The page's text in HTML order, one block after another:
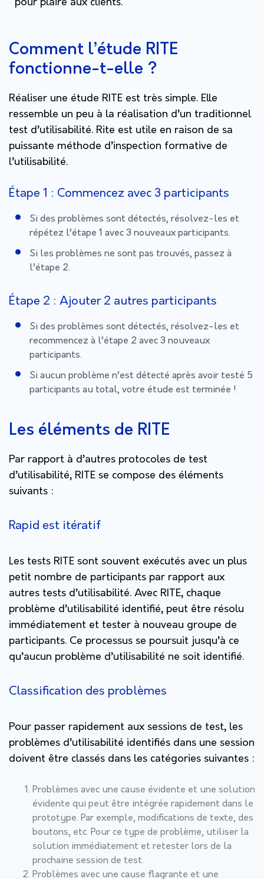
Comment l’étude RITE
fonctionne-t-elle ?
Réaliser une étude RITE est très simple. Elle
ressemble un peu à la réalisation d’un traditionnel
test d’utilisabilité. Rite est utile en raison de sa
puissante méthode d’inspection formative de
l’utilisabilité.
Étape 1 : Commencez avec 3 participants
Si des problèmes sont détectés, résolvez-les et
répétez l’étape 1 avec 3 nouveaux participants.
Si les problèmes ne sont pas trouvés, passez à
l’étape 2.
Étape 2 : Ajouter 2 autres participants
Si des problèmes sont détectés, résolvez-les et
recommencez à l’étape 2 avec 3 nouveaux
participants.
Si aucun problème n’est détecté après avoir testé 5
participants au total, votre étude est terminée !
Les éléments de RITE
Par rapport à d’autres protocoles de test
d’utilisabilité, RITE se compose des éléments
suivants :
Rapid est itératif
Les tests RITE sont souvent exécutés avec un plus
petit nombre de participants par rapport aux
autres tests d’utilisabilité. Avec RITE, chaque
problème d’utilisabilité identifié, peut être résolu
immédiatement et tester à nouveau groupe de
participants. Ce processus se poursuit jusqu’à ce
qu’aucun problème d’utilisabilité ne soit identifié.
Classification des problèmes
Pour passer rapidement aux sessions de test, les
problèmes d’utilisabilité identifiés dans une session
doivent être classés dans les catégories suivantes :
Problèmes avec une cause évidente et une solution
évidente qui peut être intégrée rapidement dans le
prototype. Par exemple, modifications de texte, des
boutons, etc. Pour ce type de problème, utiliser la
solution immédiatement et retester lors de la
prochaine session de test.
Problèmes avec une cause flagrante et une